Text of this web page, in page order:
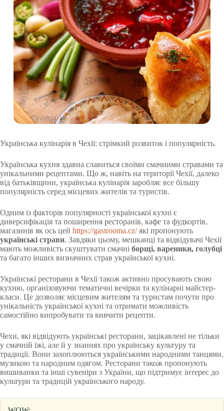
Українська кулінарія в Чехії: стрімкий розвиток і популярність.
Українська кухня здавна славиться своїми смачними стравами та
унікальними рецептами. Що ж, навіть на території Чехії, далеко
від батьківщини, українська кулінарія заробляє все більшу
популярність серед місцевих жителів та туристів.
Одним із факторів популярності української кухні є
диверсифікація та поширення ресторанів, кафе та фудкортів,
магазинів як ось цей https://gastrooma.cz/які пропонують
українські страви. Завдяки цьому, мешканці та відвідувачі Чехії
мають можливість скуштувати смачні борщі, вареники, голубці
та багато інших визначних страв української кухні.
Українські ресторани в Чехії також активно просувають свою
кухню, організовуючи тематичні вечірки та кулінарні майстер-
класи. Це дозволяє місцевим жителям та туристам почути про
унікальність української кухні та отримати можливість
самостійно випробувати та вивчити рецепти.
Чехи, які відвідують українські ресторани, зацікавлені не тільки
у смачній їжі, але й у знаннях про українську культуру та
традиції. Вони захоплюються українськими народними танцями,
музикою та народним одягом. Ресторани також пропонують
вишиванки та інші сувеніри з України, що підтримує інтерес до
культури та традицій українського народу.